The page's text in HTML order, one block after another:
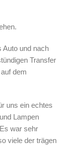
Auto und nach
Transfer
dem
uns ein echtes
Lampen
war sehr
viele der trägen